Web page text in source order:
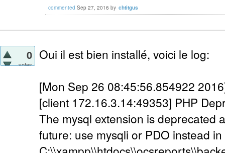
commented Sep 27, 2016 by chtitgus
0
votes
Oui il est bien installé, voici le log:
[Mon Sep 26 08:45:56.854922
[client 172.16.3.14:49353] PHP
The mysql extension is deprecated
future: use mysqli or PDO instead in